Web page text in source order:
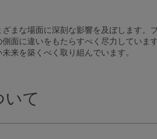
まな場面に深刻な影響を及ぼします。
面に違いをもたらすべく尽力してい
来を築くべく取り組んでいます。
て